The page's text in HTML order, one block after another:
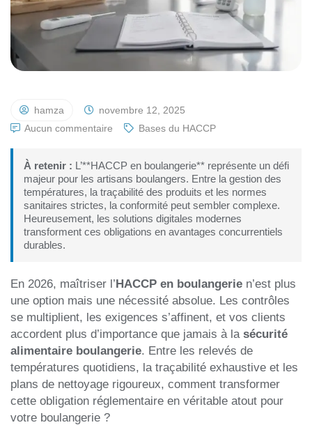
hamza
novembre 12, 2025
Aucun commentaire
Bases du HACCP
À retenir : L’**HACCP en boulangerie** représente un défi
majeur pour les artisans boulangers. Entre la gestion des
températures, la traçabilité des produits et les normes
sanitaires strictes, la conformité peut sembler complexe.
Heureusement, les solutions digitales modernes
transforment ces obligations en avantages concurrentiels
durables.
En 2026, maîtriser l’HACCP en boulangerie n’est plus
une option mais une nécessité absolue. Les contrôles
se multiplient, les exigences s’affinent, et vos clients
accordent plus d’importance que jamais à la sécurité
alimentaire boulangerie. Entre les relevés de
températures quotidiens, la traçabilité exhaustive et les
plans de nettoyage rigoureux, comment transformer
cette obligation réglementaire en véritable atout pour
votre boulangerie ?